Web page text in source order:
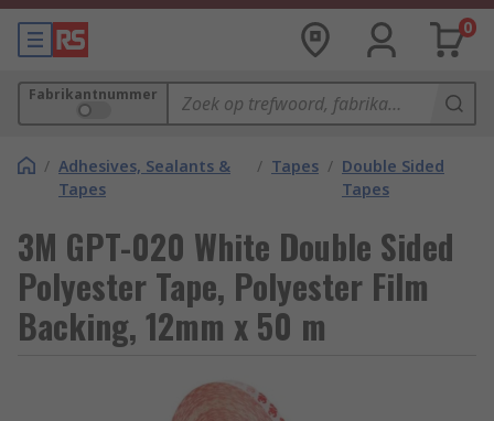
0
Fabrikantnummer
/ Adhesives, Sealants &
Tapes
/ Tapes / Double Sided
Tapes
3M GPT-020 White Double Sided
Polyester Tape, Polyester Film
Backing, 12mm x 50 m